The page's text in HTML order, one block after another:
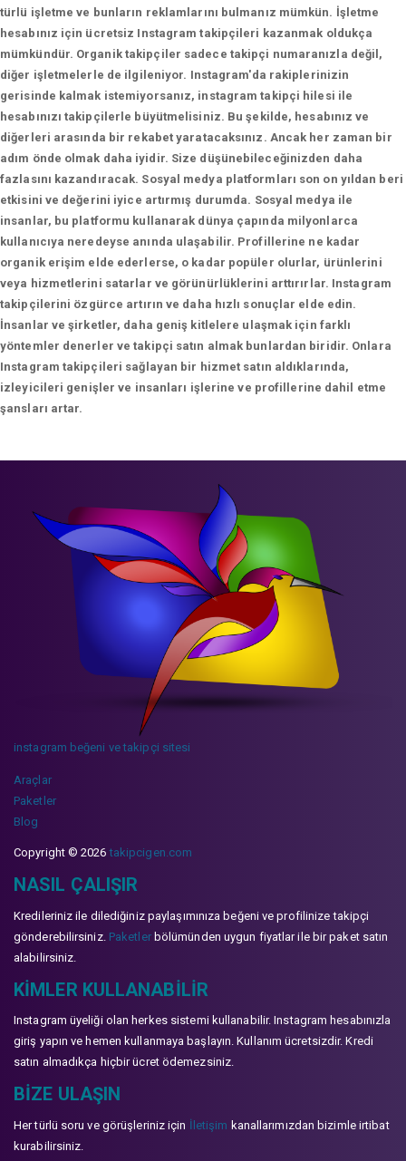
türlü işletme ve bunların reklamlarını bulmanız mümkün. İşletme
hesabınız için ücretsiz Instagram takipçileri kazanmak oldukça
mümkündür. Organik takipçiler sadece takipçi numaranızla değil,
diğer işletmelerle de ilgileniyor. Instagram'da rakiplerinizin
gerisinde kalmak istemiyorsanız, instagram takipçi hilesi ile
hesabınızı takipçilerle büyütmelisiniz. Bu şekilde, hesabınız ve
diğerleri arasında bir rekabet yaratacaksınız. Ancak her zaman bir
adım önde olmak daha iyidir. Size düşünebileceğinizden daha
fazlasını kazandıracak. Sosyal medya platformları son on yıldan beri
etkisini ve değerini iyice artırmış durumda. Sosyal medya ile
insanlar, bu platformu kullanarak dünya çapında milyonlarca
kullanıcıya neredeyse anında ulaşabilir. Profillerine ne kadar
organik erişim elde ederlerse, o kadar popüler olurlar, ürünlerini
veya hizmetlerini satarlar ve görünürlüklerini arttırırlar. Instagram
takipçilerini özgürce artırın ve daha hızlı sonuçlar elde edin.
İnsanlar ve şirketler, daha geniş kitlelere ulaşmak için farklı
yöntemler denerler ve takipçi satın almak bunlardan biridir. Onlara
Instagram takipçileri sağlayan bir hizmet satın aldıklarında,
izleyicileri genişler ve insanları işlerine ve profillerine dahil etme
şansları artar.
instagram beğeni ve takipçi sitesi
Araçlar
Paketler
Blog
Copyright © 2026takipcigen.com
NASIL ÇALIŞIR
Kredileriniz ile dilediğiniz paylaşımınıza beğeni ve profilinize takipçi
gönderebilirsiniz. Paketlerbölümünden uygun fiyatlar ile bir paket satın
alabilirsiniz.
KIMLER KULLANABILIR
Instagram üyeliği olan herkes sistemi kullanabilir. Instagram hesabınızla
giriş yapın ve hemen kullanmaya başlayın. Kullanım ücretsizdir. Kredi
satın almadıkça hiçbir ücret ödemezsiniz.
BIZE ULAŞIN
Her türlü soru ve görüşleriniz için İletişim kanallarımızdan bizimle irtibat
kurabilirsiniz.